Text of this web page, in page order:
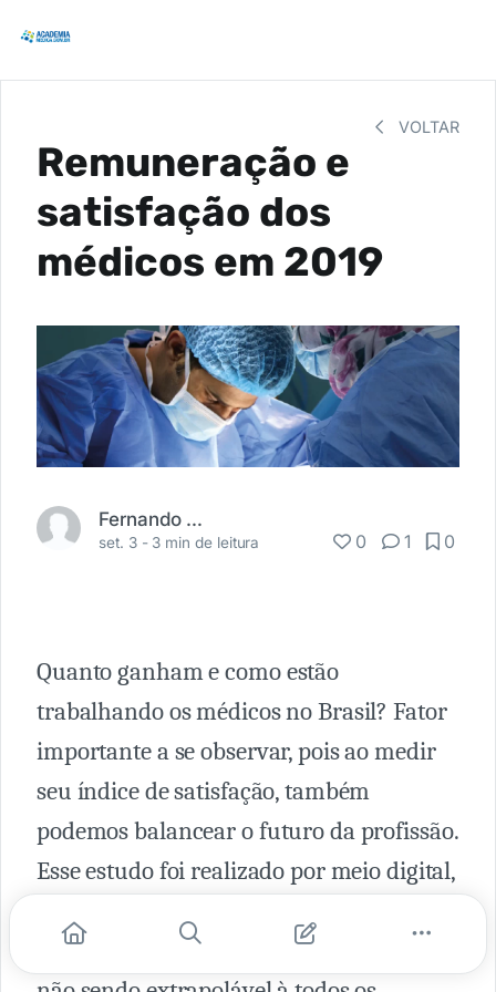
VOLTAR
Remuneração e
satisfação dos
médicos em 2019
Fernando Carbonieri
set. 3 - 3 min de leitura 0 1 0
Quanto ganham e como estão
trabalhando os médicos no Brasil? Fator
importante a se observar, pois ao medir
seu índice de satisfação, também
podemos balancear o futuro da profissão.
Esse estudo foi realizado por meio digital,
pessoas que utilizam o site do Medscape,